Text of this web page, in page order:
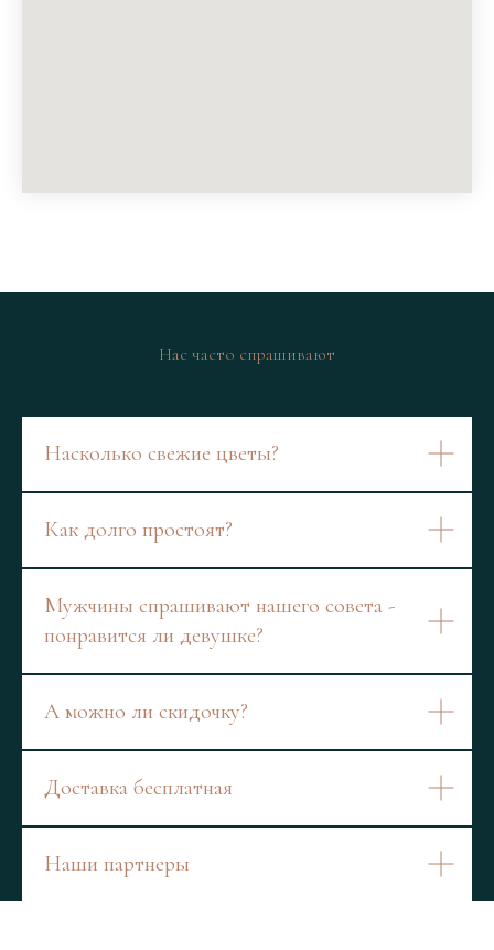
Нас часто спрашивают
Насколько свежие цветы?
Как долго простоят?
Мужчины спрашивают нашего совета -
понравится ли девушке?
А можно ли скидочку?
Доставка бесплатная
Наши партнеры